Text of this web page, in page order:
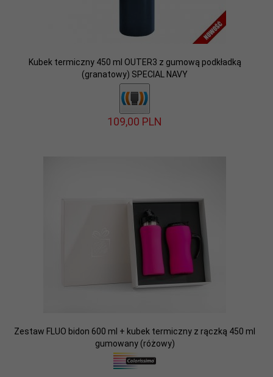
Kubek termiczny 450 ml OUTER3 z gumową podkładką
(granatowy) SPECIAL NAVY
109,00 PLN
Zestaw FLUO bidon 600 ml + kubek termiczny z rączką 450 ml
gumowany (różowy)